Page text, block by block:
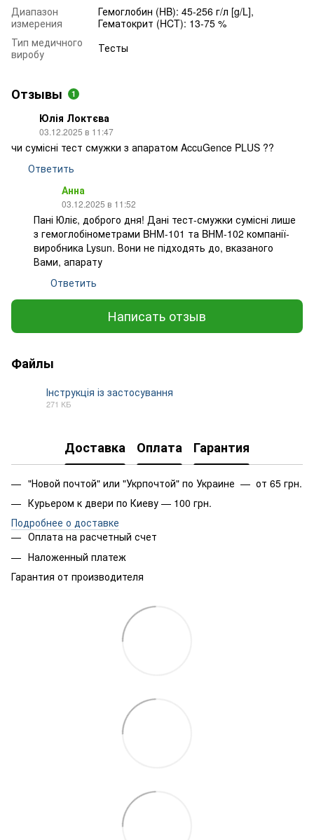
Диапазон
измерения
Гемоглобин (HB): 45-256 г/л [g/L],
Гематокрит (HCT): 13-75 %
Тип медичного
виробу
Тесты
Отзывы 1
Юлія Локтєва
03.12.2025 в 11:47
чи сумісні тест смужки з апаратом AccuGence PLUS ??
Ответить
Анна
03.12.2025 в 11:52
Пані Юліє, доброго дня! Дані тест-смужки сумісні лише
з гемоглобінометрами BHM-101 та BHM-102 компанії-
виробника Lysun. Вони не підходять до, вказаного
Вами, апарату
Ответить
Написать отзыв
Файлы
Інструкція із застосування
271 КБ
Доставка Оплата Гарантия
"Новой почтой" или "Укрпочтой" по Украине — от 65 грн.
Курьером к двери по Киеву — 100 грн.
Подробнее о доставке
Оплата на расчетный счет
Наложенный платеж
Гарантия от производителя